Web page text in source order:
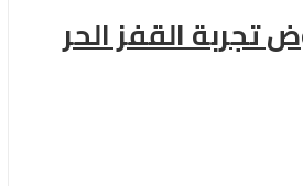
تجربة القفز الحر